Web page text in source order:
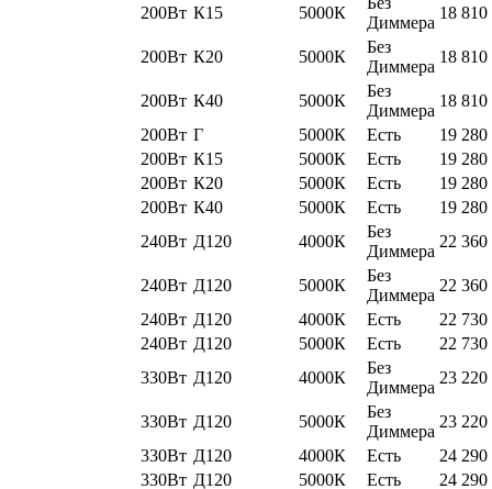
200Вт К15 5000К
Диммера
18 810
200Вт К20 5000К
Без
Диммера
18 810
200Вт К40 5000К
Без
Диммера
18 810
200Вт Г 5000К Есть
19 280
200Вт К15 5000К Есть
19 280
200Вт К20 5000К Есть
19 280
200Вт К40 5000К Есть
19 280
240Вт Д120 4000К
Без
Диммера
22 360
240Вт Д120 5000К
Без
Диммера
22 360
240Вт Д120 4000К Есть
22 730
240Вт Д120 5000К Есть
22 730
330Вт Д120 4000К
Без
Диммера
23 220
330Вт Д120 5000К
Без
Диммера
23 220
330Вт Д120 4000К Есть
24 290
330Вт Д120 5000К Есть
24 290